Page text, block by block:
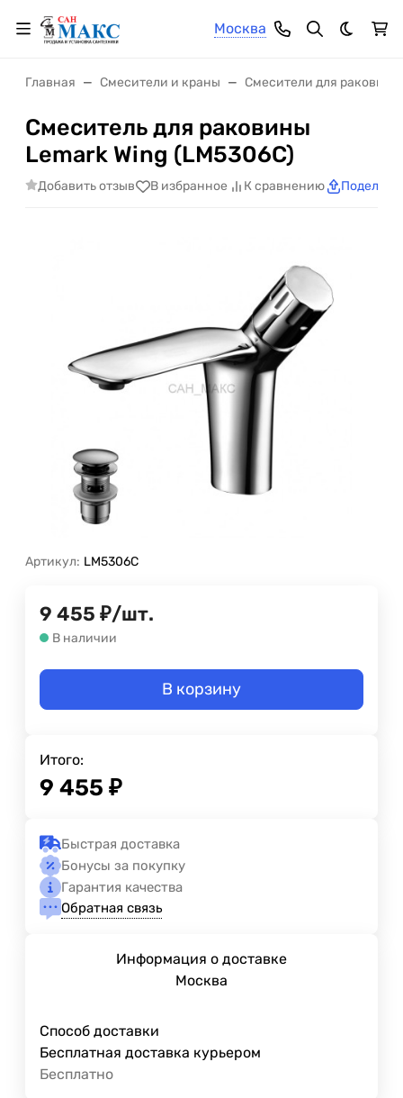
Москва
Темная
Главная Смесители и краны Смесители для раковины
Смеситель для раковины
Lemark Wing (LM5306C)
Добавить отзыв В избранное К сравнению
Артикул: LM5306C
9 455 ₽/шт.
В наличии
В корзину
Итого:
9 455 ₽
Быстрая доставка
Бонусы за покупку
Гарантия качества
Обратная связь
Информация о доставке
Москва
Способ доставки
Бесплатная доставка курьером
Бесплатно